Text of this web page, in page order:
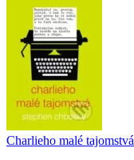
Charlieho malé tajomstvá